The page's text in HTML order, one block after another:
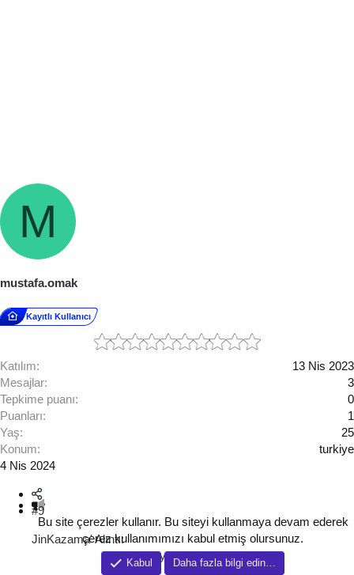
M
mustafa.omak
Kayıtlı Kullanıcı
Katılım
13 Nis 2023
Mesajlar
3
Tepkime puanı
0
Puanları
1
Yaş
25
Konum
turkiye
4 Nis 2024
#9
JinKazama' Alıntı:
Ekli dosyayı görüntüle 2087
Bu site çerezler kullanır. Bu siteyi kullanmaya devam ederek
çerez kullanımımızı kabul etmiş olursunuz.
Kabul Daha fazla bilgi edin…